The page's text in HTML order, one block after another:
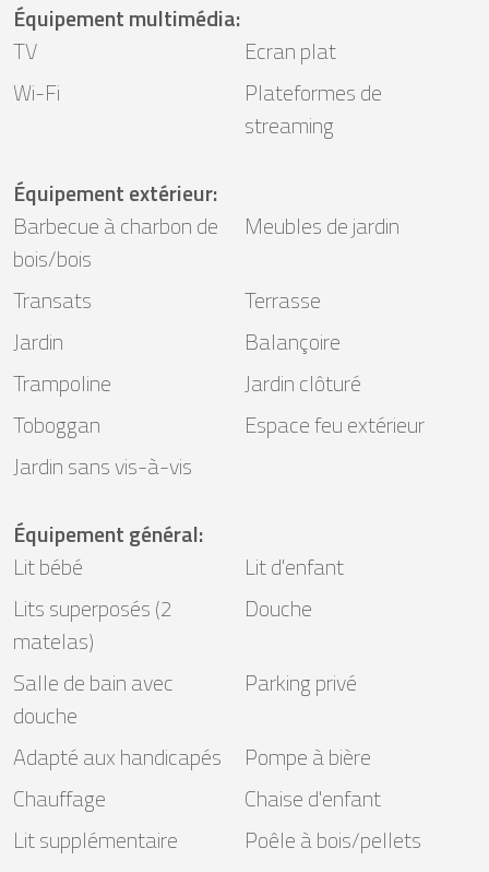
Équipement multimédia:
TV
Ecran plat
Wi-Fi
Plateformes de
streaming
Équipement extérieur:
Barbecue à charbon de
bois/bois
Meubles de jardin
Transats
Terrasse
Jardin
Balançoire
Trampoline
Jardin clôturé
Toboggan
Espace feu extérieur
Jardin sans vis-à-vis
Équipement général:
Lit bébé
Lit d'enfant
Lits superposés (2
matelas)
Douche
Salle de bain avec
douche
Parking privé
Adapté aux handicapés
Pompe à bière
Chauffage
Chaise d'enfant
Lit supplémentaire
Poêle à bois/pellets